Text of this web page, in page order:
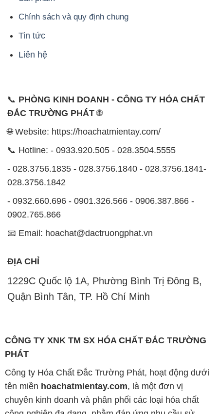
📞
PHÒNG KINH DOANH - CÔNG TY HÓA CHẤT
ĐẮC TRƯỜNG PHÁT
- 028.3756.1835 - 028.3756.1840 - 028.3756.1841-
0902.765.866
📧 Email: hoachat@dactruongphat.vn
ĐỊA CHỈ
1229C Quốc lộ 1A, Phường Bình Trị Đông B,
Quận Bình Tân, TP. Hồ Chí Minh
CÔNG TY XNK TM SX HÓA CHẤT ĐẮC TRƯỜNG
PHÁT
chuyên kinh doanh và phân phối các loại hóa chất
công nghiệp đa dạng, nhằm đáp ứng nhu cầu sử
dụng của khách hàng một cách tốt nhất.
Chúng tôi cam kết mang đến sự hài lòng và đáp ứng
mọi nhu cầu của khách hàng với tiêu chí hàng đầu.